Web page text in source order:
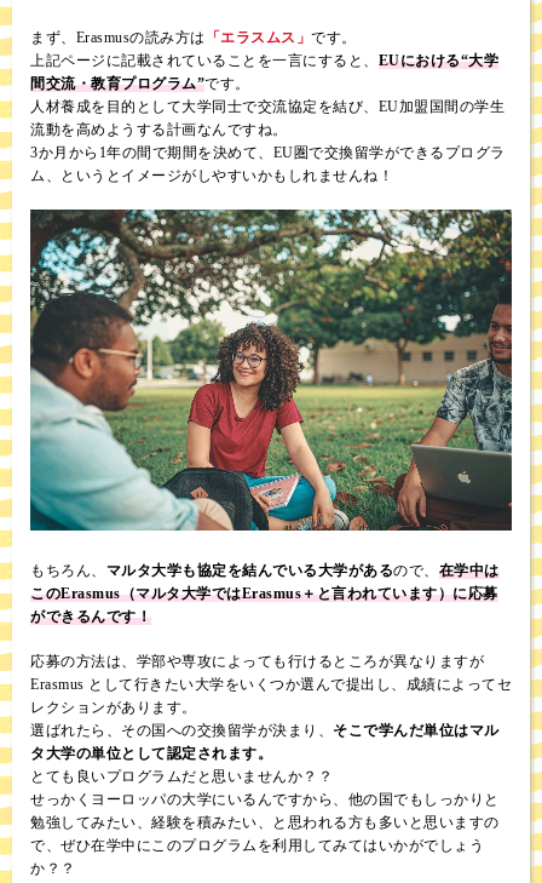
まず、Erasmusの読み方は 「エラスムス」 です。
上記ページに記載されていることを一言にすると、 EUにおける“大学
間交流・教育プログラム”です。
人材養成を目的として大学同士で交流協定を結び、EU加盟国間の学生
流動を高めようする計画なんですね。
3か月から1年の間で期間を決めて、EU圏で交換留学ができるプログラ
ム、というとイメージがしやすいかもしれませんね！
もちろん、 マルタ大学も協定を結んでいる大学があるので、 在学中は
このErasmus（マルタ大学ではErasmus＋と言われています）に応募
ができるんです！
応募の方法は、学部や専攻によっても行けるところが異なりますが
Erasmus として行きたい大学をいくつか選んで提出し、成績によってセ
レクションがあります。
選ばれたら、その国への交換留学が決まり、 そこで学んだ単位はマル
タ大学の単位として認定されます。
とても良いプログラムだと思いませんか？？
せっかくヨーロッパの大学にいるんですから、他の国でもしっかりと
勉強してみたい、経験を積みたい、と思われる方も多いと思いますの
で、ぜひ在学中にこのプログラムを利用してみてはいかがでしょう
か？？